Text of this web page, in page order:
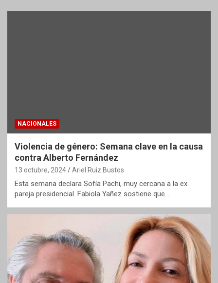
NACIONALES
Violencia de género: Semana clave en la causa
contra Alberto Fernández
13 octubre, 2024 Ariel Ruiz Bustos
Esta semana declara Sofía Pachi, muy cercana a la ex
pareja presidencial. Fabiola Yañez sostiene que…